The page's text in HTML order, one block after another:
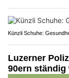
Künzli Schuhe:
Luzerner
90ern